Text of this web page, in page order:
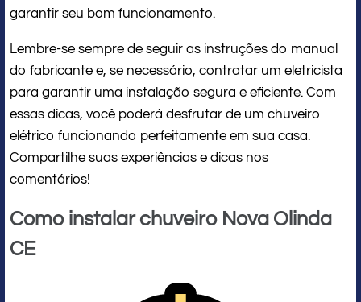
garantir seu bom funcionamento.
Lembre-se sempre de seguir as instruções do manual
do fabricante e, se necessário, contratar um eletricista
para garantir uma instalação segura e eficiente. Com
essas dicas, você poderá desfrutar de um chuveiro
elétrico funcionando perfeitamente em sua casa.
Compartilhe suas experiências e dicas nos
comentários!
Como instalar chuveiro Nova Olinda
CE